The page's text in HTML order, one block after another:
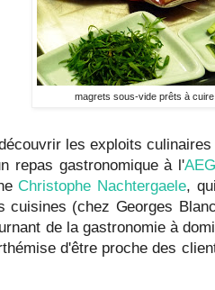
magrets sous-vide prêts à cuire
les exploits
repas gastronomique à l'
Christophe Nachtergaele,
cuisines (chez Georges
de la gastronomie à
d'être proche des